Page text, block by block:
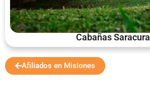
Cabañas Saracura
Afiliados en Misiones